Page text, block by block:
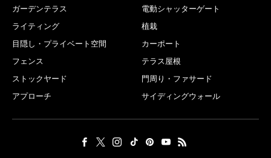
ガーデンテラス
電動シャッターゲート
ライティング
植栽
目隠し・プライベート空間
カーポート
フェンス
テラス屋根
ストックヤード
門周り・ファサード
アプローチ
サイディングウォール